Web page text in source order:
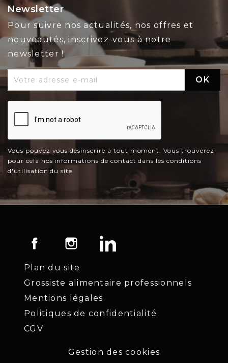
Newsletter
Pour suivre nos actualités, nos offres et
nouveautés, inscrivez-vous à notre
newsletter !
Vous pouvez vous désinscrire à tout moment. Vous trouverez
pour cela nos informations de contact dans les conditions
d'utilisation du site.
Facebook Instagram
Plan du site
Grossiste alimentaire professionnels
Mentions légales
Politiques de confidentialité
CGV
Gestion des cookies